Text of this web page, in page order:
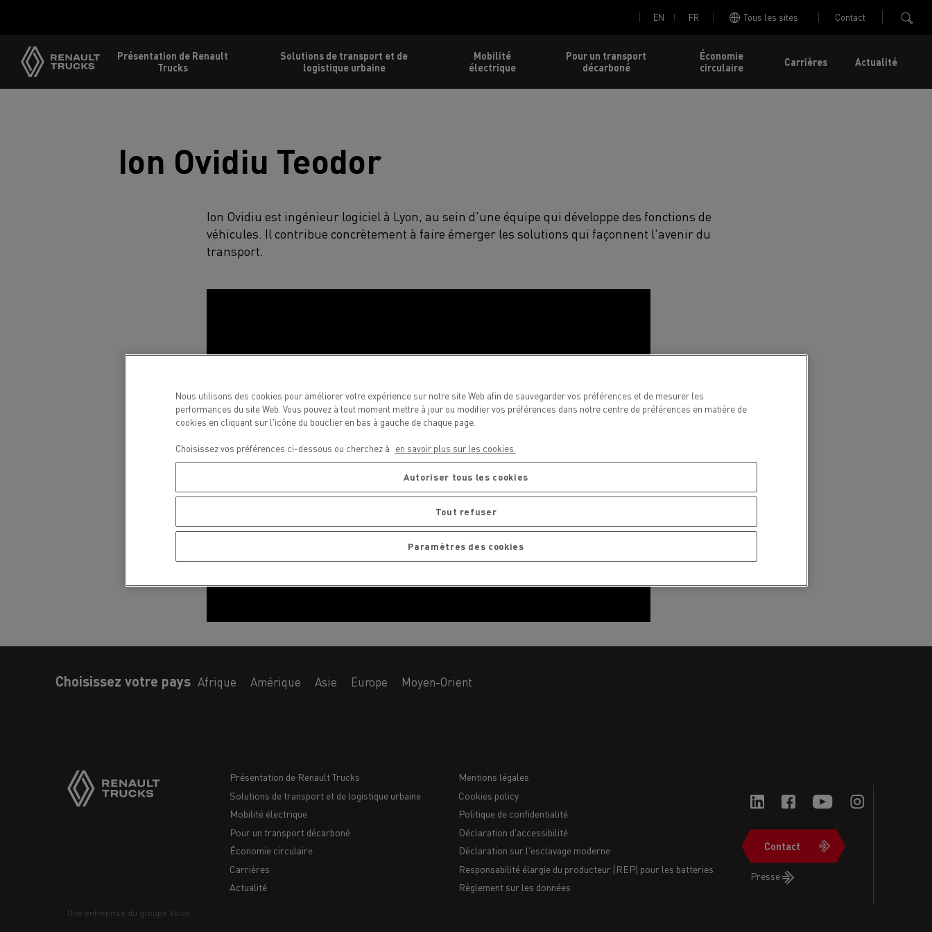
EN FR Tous les sites Contact
Présentation de Renault
Trucks
Solutions de transport et de
logistique urbaine
Mobilité
électrique
Pour un transport
décarboné
Économie
circulaire
Carrières Actualité
Ion Ovidiu Teodor
Ion Ovidiu est ingénieur logiciel à Lyon, au sein d'une équipe qui développe des fonctions de
véhicules. Il contribue concrètement à faire émerger les solutions qui façonnent l'avenir du
transport.
Choisissez votre pays Afrique Amérique Asie Europe Moyen-Orient
Navigation
Présentation de Renault Trucks
Solutions de transport et de logistique urbaine
Mobilité électrique
Pour un transport décarboné
Économie circulaire
Carrières
Actualité
Une entreprise du groupe Volvo
Navigation
du
bas
de
Mentions légales
Cookies policy
Politique de confidentialité
Déclaration d'accessibilité
Déclaration sur l'esclavage moderne
Responsabilité élargie du producteur (REP) pour les batteries
Règlement sur les données
Navigation
Contact
Presse
Nous utilisons des cookies pour améliorer votre expérience sur notre site Web afin de sauvegarder vos préférences et de mesurer les
performances du site Web. Vous pouvez à tout moment mettre à jour ou modifier vos préférences dans notre centre de préférences en matière de
cookies en cliquant sur l'icône du bouclier en bas à gauche de chaque page.
Choisissez vos préférences ci-dessous ou cherchez à en savoir plus sur les cookies.
Autoriser tous les cookies
Tout refuser
Paramètres des cookies